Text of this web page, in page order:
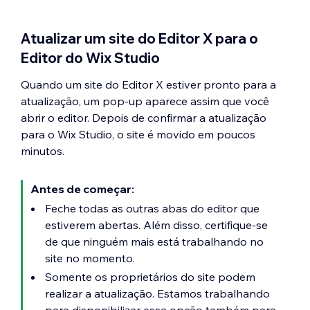
Lembra do painel Animação
no Editor X?
Você encontra asanimações
muitas outras (como loop e rolagem), em
Animações e efeitosno painel Inspetor.
Como parte dessa atualização, revisamos
algumas animações antigas de entrada e
curvar e virar). Se você tem elementos com
as versões anteriores dessas animações,
convidamos você a conferir nossa nova
coleção moderna.
a seção não se sobrepõe à próxima
seção em nenhum breakpoint.
compatíveis.
Atualizar um site do Editor X para o
Editor do Wix Studio
Quando um site do Editor X estiver pronto para a
atualização, um pop-up aparece assim que você
abrir o editor. Depois de confirmar a atualização
para o Wix Studio, o site é movido em poucos
minutos.
Antes de começar:
Feche todas as outras abas do editor que
estiverem abertas. Além disso, certifique-se
de que ninguém mais está trabalhando no
site no momento.
Somente os proprietários do site podem
realizar a atualização. Estamos trabalhando